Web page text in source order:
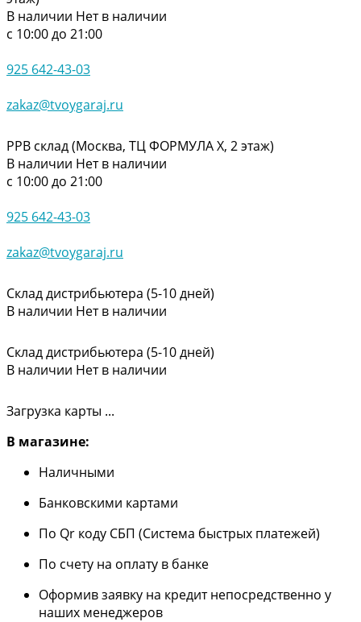
В наличии Нет в наличии
с 10:00 до 21:00
925 642-43-03
zakaz@tvoygaraj.ru
РРВ склад (Москва, ТЦ ФОРМУЛА Х, 2 этаж)
В наличии Нет в наличии
с 10:00 до 21:00
925 642-43-03
zakaz@tvoygaraj.ru
Склад дистрибьютера (5-10 дней)
В наличии Нет в наличии
Склад дистрибьютера (5-10 дней)
В наличии Нет в наличии
Загрузка карты ...
В магазине:
Наличными
Банковскими картами
По Qr коду СБП (Система быстрых платежей)
По счету на оплату в банке
Оформив заявку на кредит непосредственно у
наших менеджеров